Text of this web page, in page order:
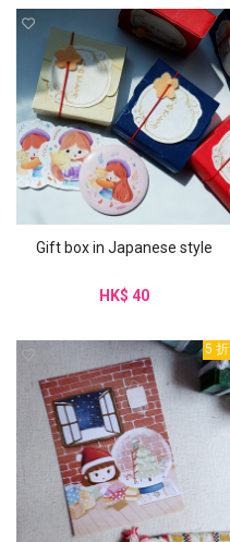
Gift box in Japanese style
HK$ 40
5 折